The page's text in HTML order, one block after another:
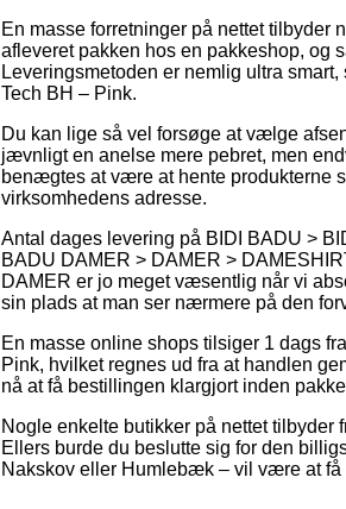
En masse forretninger på nettet tilbyder
afleveret pakken hos en pakkeshop, og
Leveringsmetoden er nemlig ultra
Tech BH – Pink.
Du kan lige så vel forsøge at vælge
jævnligt en anelse mere pebret, men
benægtes at være at hente produkterne
virksomhedens adresse.
Antal dages levering på BIDI BADU >
BADU DAMER > DAMER >
DAMER er jo meget væsentlig når vi
sin plads at man ser nærmere på den
En masse online shops tilsiger 1 dags
Pink, hvilket regnes ud fra at handlen
nå at få bestillingen klargjort inden
Nogle enkelte butikker på nettet tilbyder
Ellers burde du beslutte sig for den
Nakskov eller Humlebæk – vil være at få